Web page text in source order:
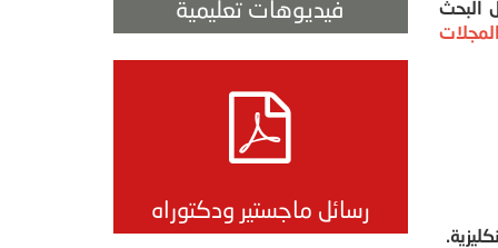
البحث
فيديوهات تعليمية
رسائل ماجستير ودكتوراه